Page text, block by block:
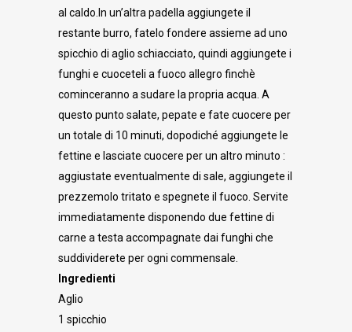
al caldo.In un’altra padella aggiungete il
restante burro, fatelo fondere assieme ad uno
spicchio di aglio schiacciato, quindi aggiungete i
funghi e cuoceteli a fuoco allegro finchè
cominceranno a sudare la propria acqua. A
questo punto salate, pepate e fate cuocere per
un totale di 10 minuti, dopodiché aggiungete le
fettine e lasciate cuocere per un altro minuto :
aggiustate eventualmente di sale, aggiungete il
prezzemolo tritato e spegnete il fuoco. Servite
immediatamente disponendo due fettine di
carne a testa accompagnate dai funghi che
suddividerete per ogni commensale.
Ingredienti
Aglio
1 spicchio